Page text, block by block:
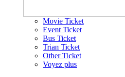
Movie Ticket
Event Ticket
Bus Ticket
Trian Ticket
Other Ticket
Voyez plus